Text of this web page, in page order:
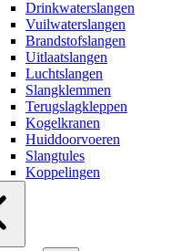
Drinkwaterslangen
Vuilwaterslangen
Brandstofslangen
Uitlaatslangen
Luchtslangen
Slangklemmen
Terugslagkleppen
Kogelkranen
Huiddoorvoeren
Slangtules
Koppelingen